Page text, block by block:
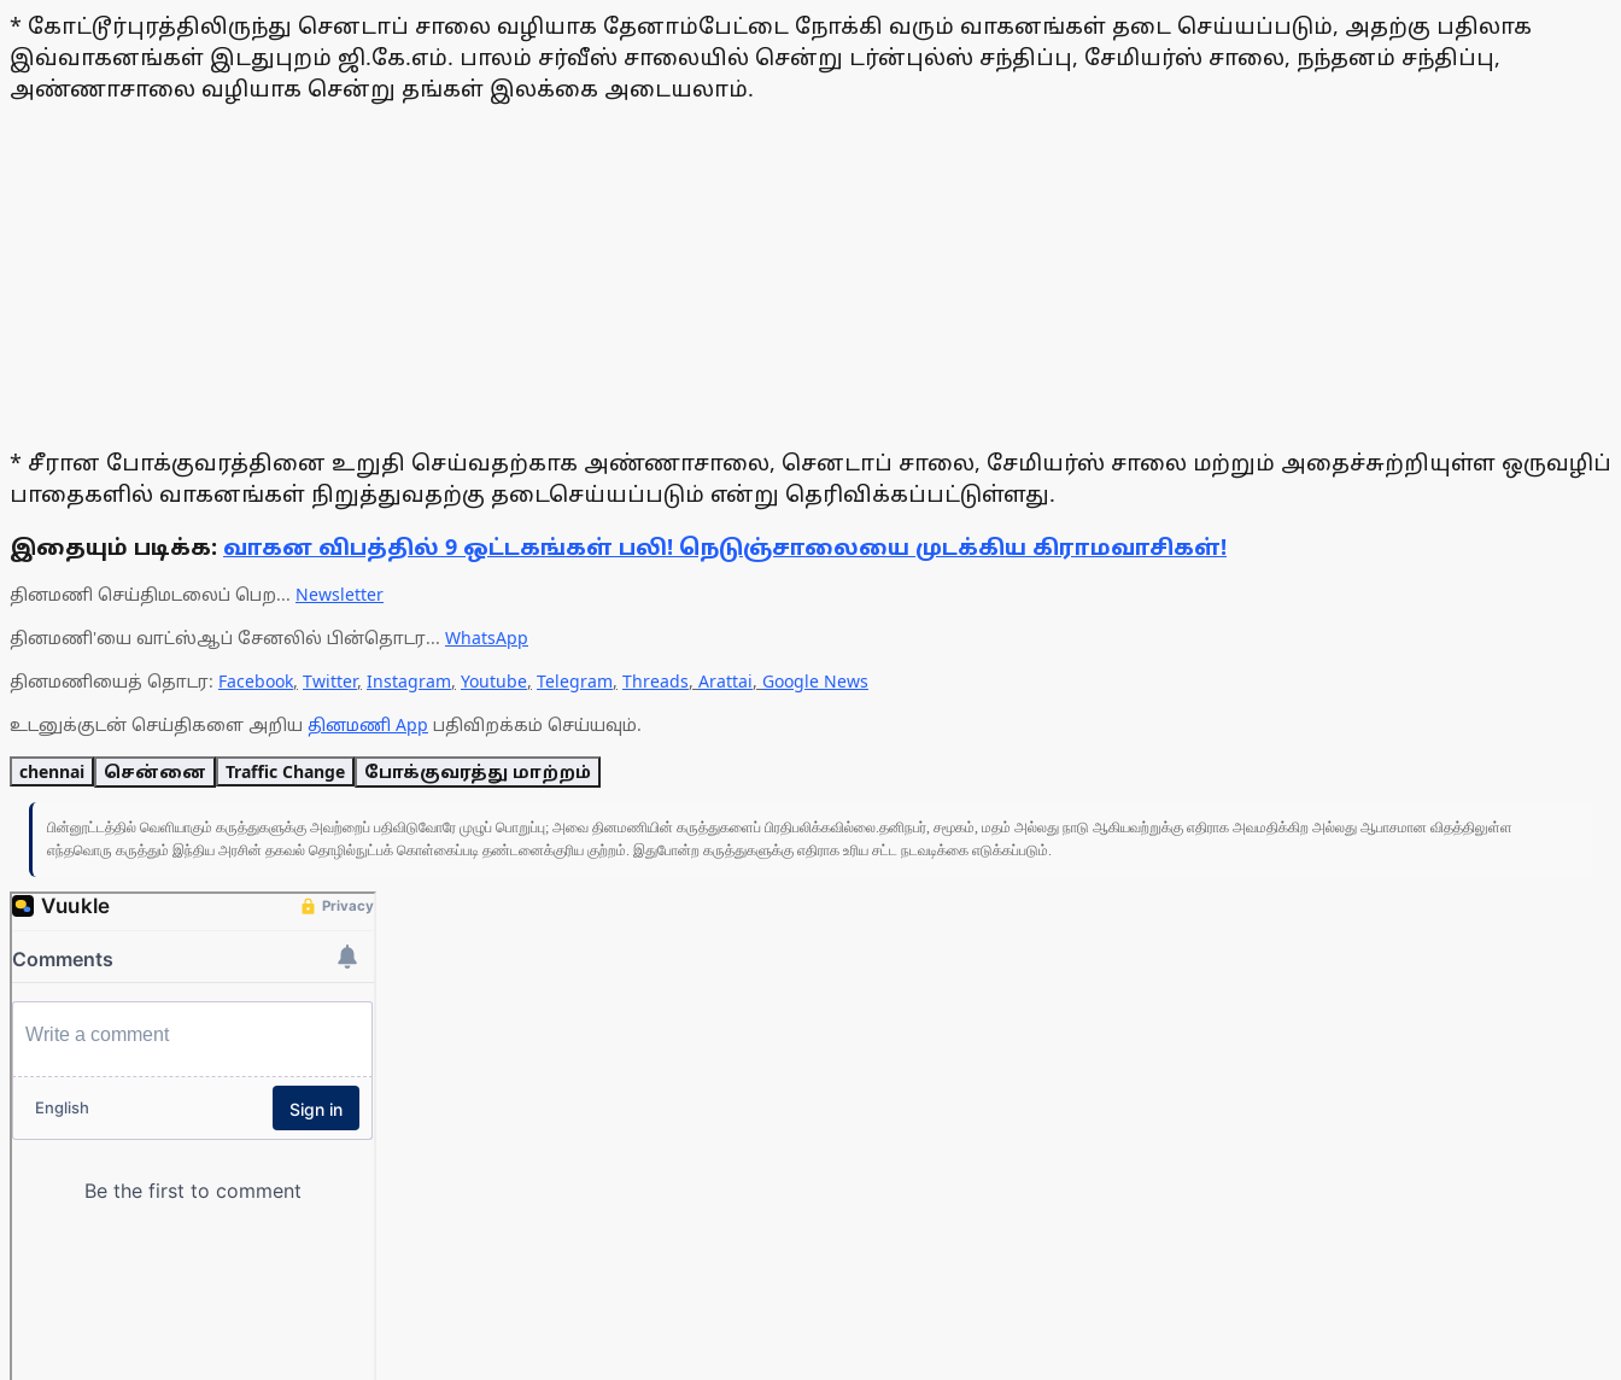
* கோட்டூர்புரத்திலிருந்து செனடாப் சாலை வழியாக தேனாம்பேட்டை நோக்கி வரும் வாகனங்கள் தடை செய்யப்படும், அதற்கு பதிலாக
இவ்வாகனங்கள் இடதுபுறம் ஜி.கே.எம். பாலம் சர்வீஸ் சாலையில் சென்று டர்ன்புல்ஸ் சந்திப்பு, சேமியர்ஸ் சாலை, நந்தனம் சந்திப்பு,
அண்ணாசாலை வழியாக சென்று தங்கள் இலக்கை அடையலாம்.
* சீரான போக்குவரத்தினை உறுதி செய்வதற்காக அண்ணாசாலை, செனடாப் சாலை, சேமியர்ஸ் சாலை மற்றும் அதைச்சுற்றியுள்ள ஒருவழிப்
பாதைகளில் வாகனங்கள் நிறுத்துவதற்கு தடைசெய்யப்படும் என்று தெரிவிக்கப்பட்டுள்ளது.
இதையும் படிக்க: வாகன விபத்தில் 9 ஒட்டகங்கள் பலி! நெடுஞ்சாலையை முடக்கிய கிராமவாசிகள்!
தினமணி செய்திமடலைப் பெற... Newsletter
தினமணி'யை வாட்ஸ்ஆப் சேனலில் பின்தொடர... WhatsApp
தினமணியைத் தொடர: Facebook, Twitter, Instagram, Youtube, Telegram, Threads, Arattai, Google News
உடனுக்குடன் செய்திகளை அறிய தினமணி App பதிவிறக்கம் செய்யவும்.
chennai சென்னை Traffic Change போக்குவரத்து மாற்றம்
பின்னூட்டத்தில் வெளியாகும் கருத்துகளுக்கு அவற்றைப் பதிவிடுவோரே முழுப் பொறுப்பு; அவை தினமணியின் கருத்துகளைப் பிரதிபலிக்கவில்லை.தனிநபர், சமூகம், மதம் அல்லது நாடு ஆகியவற்றுக்கு எதிராக அவமதிக்கிற அல்லது ஆபாசமான விதத்திலுள்ள
எந்தவொரு கருத்தும் இந்திய அரசின் தகவல் தொழில்நுட்பக் கொள்கைப்படி தண்டனைக்குரிய குற்றம். இதுபோன்ற கருத்துகளுக்கு எதிராக உரிய சட்ட நடவடிக்கை எடுக்கப்படும்.